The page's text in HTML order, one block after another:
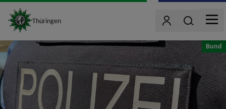
jumpToMain
site_logo
Thüringen BenutzerWonach
MENU
Bund